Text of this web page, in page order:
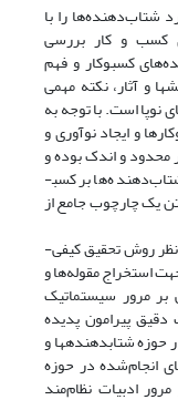
شتاب‌دهنده‌ها را با
کسب و کار بررسی
کسب­وکار و فهم
و آثار، نکته مهمی
نوپا است. با توجه به
و ایجاد نوآوری و
محدود و اندک بوده و
بر کسب­
یک چارچوب جامع از
روش تحقیق کیفی-
استخراج مقوله‌ها و
مرور سیستماتیک
پیرامون پدیده
حوزه شتاب­دهنده­ها و
انجام‌شده در حوزه
ادبیات نظام‌مند